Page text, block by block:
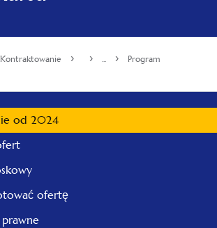
Kontraktowanie › › ... ›
Program
od 2024
ofertę